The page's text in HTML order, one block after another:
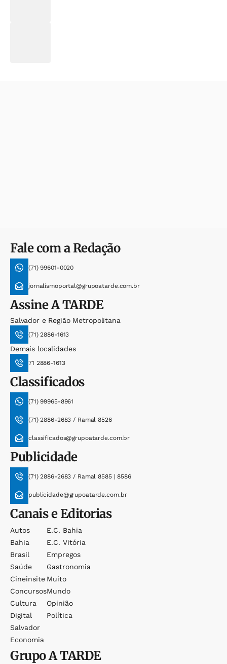
Fale com a Redação
(71) 99601-0020
jornalismoportal@grupoatarde.com.br
AssineA TARDE
Salvador e Região Metropolitana
(71) 2886-1613
Demais localidades
71 2886-1613
Classificados
(71) 99965-8961
(71) 2886-2683 / Ramal 8526
classificados@grupoatarde.com.br
Publicidade
(71) 2886-2683 / Ramal 8585 | 8586
publicidade@grupoatarde.com.br
Canais e Editorias
Autos
Bahia
Brasil
Saúde
Cineinsite
Concursos
Cultura
Digital
Salvador
Economia
E.c. Bahia
E.c. Vitória
Empregos
Gastronomia
Muito
Mundo
Opinião
Política
GrupoA TARDE